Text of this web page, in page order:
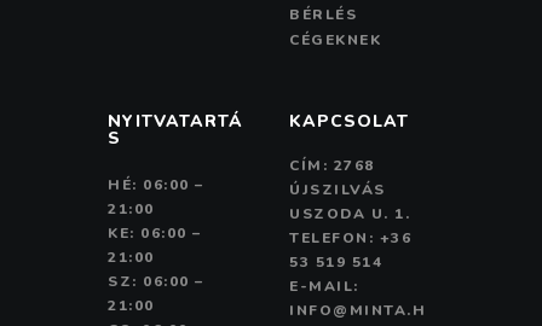
BÉRLÉS
CÉGEKNEK
NYITVATARTÁ
S
HÉ: 06:00 –
21:00
KE: 06:00 –
21:00
SZ: 06:00 –
21:00
KAPCSOLAT
CÍM: 2768
ÚJSZILVÁS
USZODA U. 1.
TELEFON: +36
53 519 514
E-MAIL:
INFO@MINTA.H